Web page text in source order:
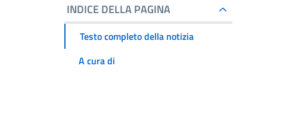
INDICE DELLA PAGINA
Testo completo della notizia
A cura di